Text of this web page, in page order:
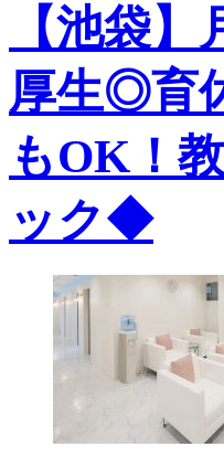
【池袋
厚生◎育
もOK！
ック◆